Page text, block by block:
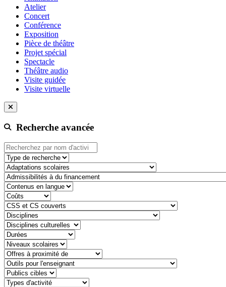
Atelier
Concert
Conférence
Exposition
Pièce de théâtre
Projet spécial
Spectacle
Théâtre audio
Visite guidée
Visite virtuelle
Recherche avancée
Type de recherche
adaptation-scolaire
admissibilite-a-du-financement
contenu-en-langue
cout
css-et-cs-couvert
discipline
discipline-culturelle
duree
niveaux-scolaires
offre-a-proximite-de
outil-pour-lenseignant
public-cible
type-dactivite